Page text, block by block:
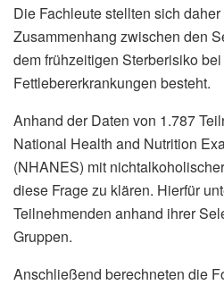
Die Fachleute stellten sich
Zusammenhang zwischen den
dem frühzeitigen Sterberisiko
Fettlebererkrankungen besteht.
Anhand der Daten von 1.787
National Health and Nutrition
(NHANES) mit
diese Frage zu klären. Hierfür
Teilnehmenden anhand ihrer
Gruppen.
Anschließend berechneten die